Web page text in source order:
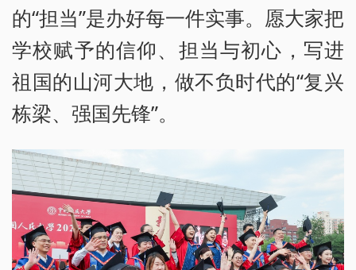
的“担当”是办好每一件实事。愿大家把
学校赋予的信仰、担当与初心，写进
祖国的山河大地，做不负时代的“复兴
栋梁、强国先锋”。